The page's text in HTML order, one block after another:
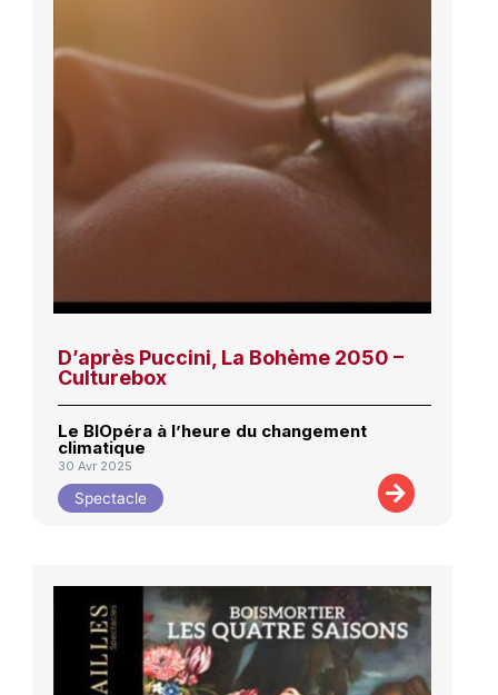
D’après Puccini, La Bohème 2050 –
Culturebox
Le BIOpéra à l’heure du changement
climatique
30 Avr 2025
Spectacle